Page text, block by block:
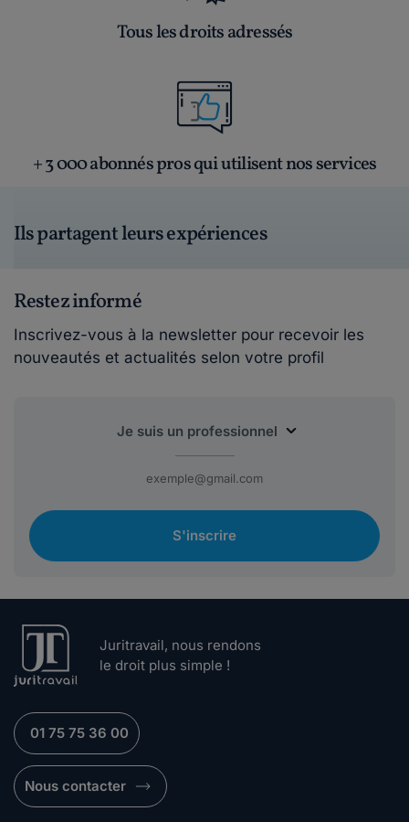
Tous les droits adressés
+ 3 000 abonnés pros qui utilisent nos services
Ils partagent leurs expériences
Restez informé
Inscrivez-vous à la newsletter pour recevoir les
nouveautés et actualités selon votre profil
S'inscrire
Juritravail, nous rendons
le droit plus simple !
01 75 75 36 00
Nous contacter